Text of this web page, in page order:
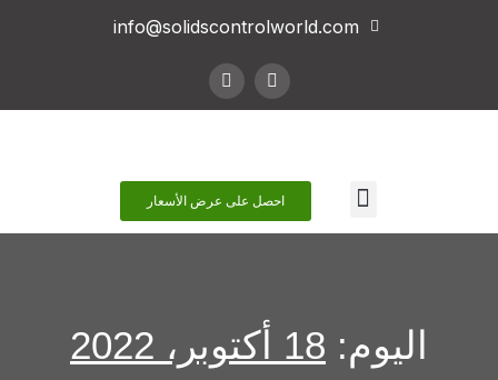
info@solidscontrolworld.com
احصل على عرض الأسعار
اليوم: 18 أكتوبر، 2022